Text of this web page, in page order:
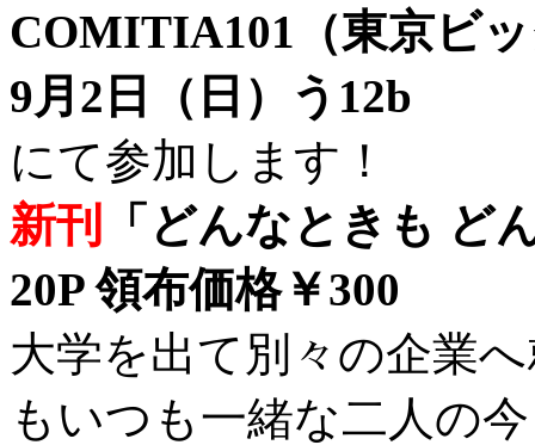
COMITIA101（東京ビ
9月2日（日）う12b
にて参加します！
新刊
「どんなときも ど
20P 領布価格￥300
大学を出て別々の企業
もいつも一緒な二人の